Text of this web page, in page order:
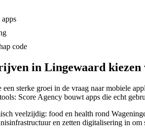
code
in Lingewaard kiezen
sterke groei in de vraag naar mobiele
Score Agency bouwt apps die echt
veelzijdig: food en health rond
en zetten digitalisering in om